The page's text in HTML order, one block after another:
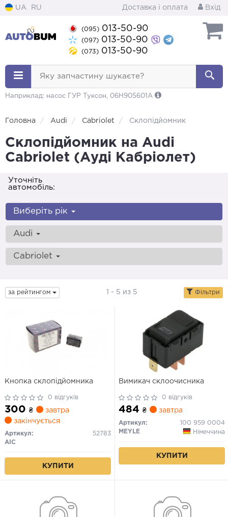
UA RU Доставка і оплата Вхід
(095) 013-50-90
(097) 013-50-90
(073) 013-50-90
Яку запчастину шукаєте?
Наприклад: насос ГУР Туксон, 06H905601A
Головна Audi Cabriolet Склопідйомник
Склопідйомник на Audi
Cabriolet (Ауді Кабріолет)
Уточніть
автомобіль:
Виберіть рік
Audi
Cabriolet
за рейтингом 1 - 5 из 5 Фільтри
Кнопка склопідйомника
0 відгуків
300 ₴
завтра
закінчується
Артикул:
52783
AIC
КУПИТИ
Вимикач склоочисника
0 відгуків
484 ₴ завтра
Артикул:
100 959 0004
MEYLE
Німеччина
КУПИТИ